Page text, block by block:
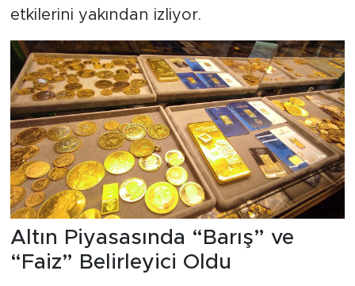
etkilerini yakından izliyor.
Altın Piyasasında “Barış” ve
“Faiz” Belirleyici Oldu